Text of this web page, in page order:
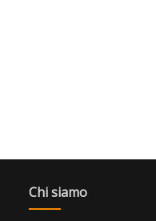
Chi siamo